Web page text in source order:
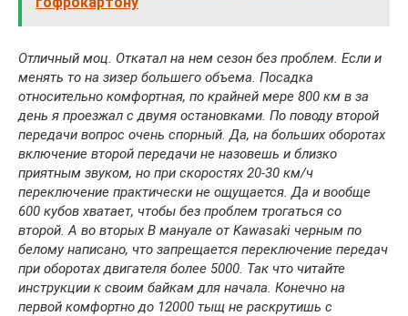
Отличный моц. Откатал на нем сезон без проблем. Если и
менять то на зизер большего объема. Посадка
относительно комфортная, по крайней мере 800 км в за
день я проезжал с двумя остановками. По поводу второй
передачи вопрос очень спорный. Да, на больших оборотах
включение второй передачи не назовешь и близко
приятным звуком, но при скоростях 20-30 км/ч
переключение практически не ощущается. Да и вообще
600 кубов хватает, чтобы без проблем трогаться со
второй. А во вторых В мануале от Kawasaki черным по
белому написано, что запрещается переключение передач
при оборотах двигателя более 5000. Так что читайте
инструкции к своим байкам для начала. Конечно на
первой комфортно до 12000 тыщ не раскрутишь с